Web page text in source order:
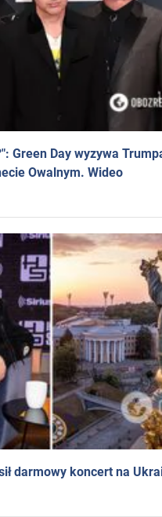
Green Day wyzywa
Owalnym. Wideo
darmowy koncert na